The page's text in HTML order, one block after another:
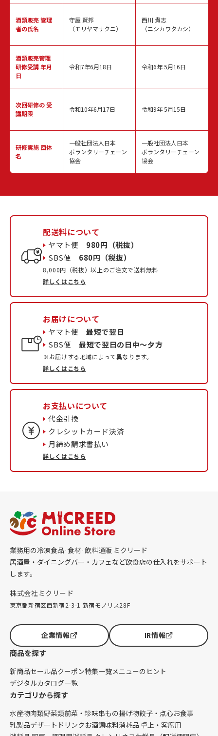
酒類販売管理
者の氏名
酒類販売管理
研修受講 年月
日
次回研修の受
講期限
研修実施 団体
名
守屋 賢邦
（モリヤマサクニ）
令和7年6月18日
令和10年6月17日
一般社団法人日本
ボランタリーチェーン
協会
西川 貴志
（ニシカワタカシ）
令和6年 5月16日
令和9年 5月15日
一般社団法人日本
ボランタリーチェーン
協会
配送料について
ヤマト便 980円（税抜）
SBS便 680円（税抜）
8,000円（税抜）以上のご注文で送料無料
詳しくはこちら
お届けについて
ヤマト便最短で翌日
SBS便最短で翌日の日中〜夕方
※お届けする地域によって異なります。
詳しくはこちら
お支払いについて
代金引換
クレシットカード決済
月締め請求書払い
詳しくはこちら
業務用の冷凍食品·食材·飲料通販 ミクリード
居酒屋・ダイニングバー・カフェなど飲食店の仕入れをサポート
します。
株式会社ミクリード
東京都新宿区西新宿2-3-1 新宿モノリス28F
企業情報 IR情報
商品を探す
新商品セール品クーポン特集一覧メニューのヒント
デジタルカタログ一覧
カテゴリから探す
水産物肉類野菜類前菜・珍味串もの揚げ物餃子・点心お食事
乳製品デザート ドリンク お酒調味料消耗品 卓上・客席用